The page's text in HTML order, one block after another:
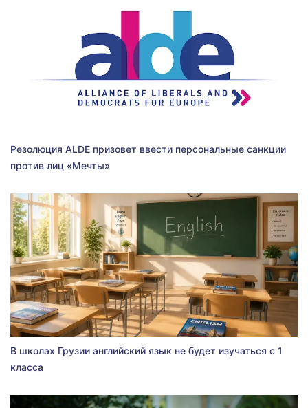
Резолюция ALDE призовет ввести персональные санкции
против лиц «Мечты»
В школах Грузии английский язык не будет изучаться с 1
класса